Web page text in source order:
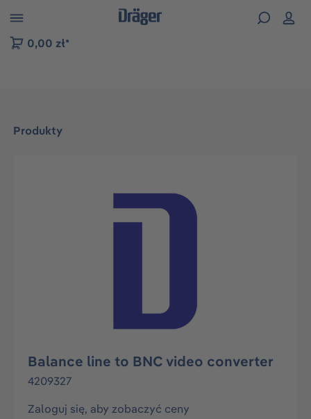
do nawigacji na platformie B2B
0,00 zł*
Produkty
Pomiń galerię zdjęć
Balance line to BNC video converter
4209327
Zaloguj się, aby zobaczyć ceny